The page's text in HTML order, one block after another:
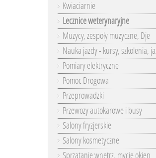
Kwiaciarnie
Lecznice weterynaryjne
Muzycy, zespoły muzyczne, Dje
Nauka jazdy - kursy, szkolenia,
Pomiary elektryczne
Pomoc Drogowa
Przeprowadzki
Przewozy autokarowe i busy
Salony fryzjerskie
Salony kosmetyczne
Sprzątanie wnętrz, mycie okien